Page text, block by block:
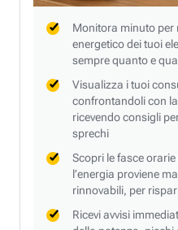
Monitora minuto per
energetico dei tuoi
sempre quanto e
Visualizza i tuoi
confrontandoli con
ricevendo consigli
sprechi
Scopri le fasce
l’energia proviene
rinnovabili, per
Ricevi avvisi